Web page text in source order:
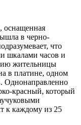
оснащенная
в черно-
что
шкалами часов и
жительницы
в платине, одном
Однонаправленно
красный, который
к каждому из 25